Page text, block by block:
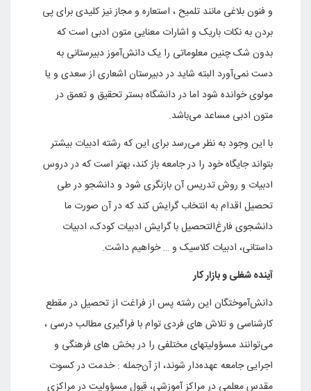
و فنون بلاغی مانند تلمیح ، استعاره و مجاز نیز کلیدی برای پی
بردن به نکات باریک و اشارات معنایی متون ادبی است که
بدون شک چنین معلوماتی را یک دانش‌آموز دبیرستانی به
دست نمی‌آورد البته شاید در دبیرستان اشعاری از سعدی و یا
مولوی خوانده شود اما در دانشگاه بستر تحقیق و تعمق در
متون ادبی مساعد می‌باشد.
با این وجود به نظر می‌رسد برای این که رشته ادبیات بیشتر
بتواند جایگاه خود را در جامعه باز کند، بهتر است که در دروس
ادبیات و روش تدریس آن بازنگری شود و دانشجو در طی
تحصیل اقدام به انتخاب گرایش کند که در آن صورت ما
دانشجوی فارغ‌التحصیل با گرایش ادبیات کودک، ادبیات
داستانی، ادبیات کلاسیک و … خواهیم داشت.
آینده شغلی و بازار کار
دانش‌آموختگان این رشته پس از فراغت از تحصیل در مقطع
کارشناسی و تلاش های فردی توام با فراگیری مطالب درسی ،
می‌توانند مسؤولیتهای مختلفی را در بخش های فرهنگی و
اجرایی جامعه عهده‌دار شوند، از آن‌جمله : خدمت در کسوت
مقدس معلمی در مراکز آموزشی، قبول مسؤولیت در مراکزی